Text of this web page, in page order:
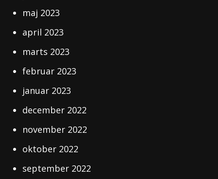
maj 2023
april 2023
marts 2023
februar 2023
januar 2023
december 2022
november 2022
oktober 2022
september 2022